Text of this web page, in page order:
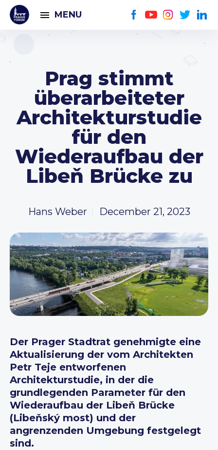
MENU
Prag stimmt
überarbeiteter
Architekturstudie
für den
Wiederaufbau der
Libeň Brücke zu
Hans Weber December 21, 2023
Der Prager Stadtrat genehmigte eine
Aktualisierung der vom Architekten
Petr Teje entworfenen
Architekturstudie, in der die
grundlegenden Parameter für den
Wiederaufbau der Libeň Brücke
(Libeňský most) und der
angrenzenden Umgebung festgelegt
sind.